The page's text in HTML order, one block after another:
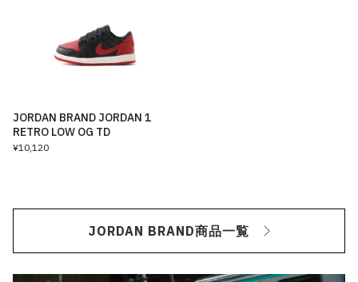
JORDAN BRAND JORDAN 1
RETRO LOW OG TD
¥10,120
JORDAN BRAND商品一覧